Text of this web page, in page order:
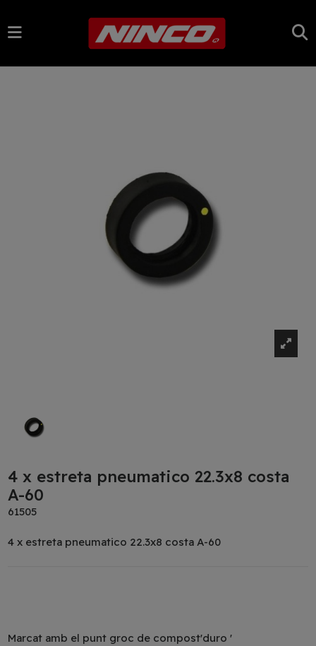
4 x estreta pneumatico 22.3x8 costa
A-60
61505
4 x estreta pneumatico 22.3x8 costa A-60
Marcat amb el punt groc de compost'duro '